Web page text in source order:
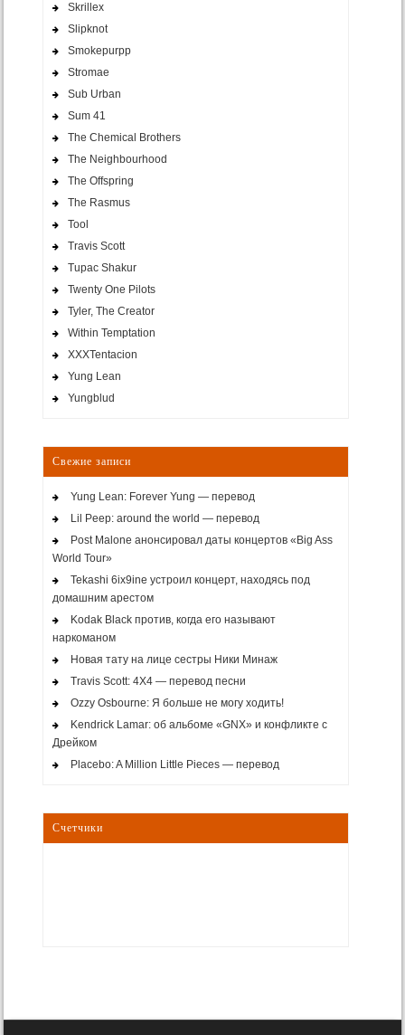
Skrillex
Slipknot
Smokepurpp
Stromae
Sub Urban
Sum 41
The Chemical Brothers
The Neighbourhood
The Offspring
The Rasmus
Tool
Travis Scott
Tupac Shakur
Twenty One Pilots
Tyler, The Creator
Within Temptation
XXXTentacion
Yung Lean
Yungblud
Свежие записи
Yung Lean: Forever Yung — перевод
Lil Peep: around the world — перевод
Post Malone анонсировал даты концертов «Big Ass
World Tour»
Tekashi 6ix9ine устроил концерт, находясь под
домашним арестом
Kodak Black против, когда его называют
наркоманом
Новая тату на лице сестры Ники Минаж
Travis Scott: 4X4 — перевод песни
Ozzy Osbourne: Я больше не могу ходить!
Kendrick Lamar: об альбоме «GNX» и конфликте с
Дрейком
Placebo: A Million Little Pieces — перевод
Счетчики